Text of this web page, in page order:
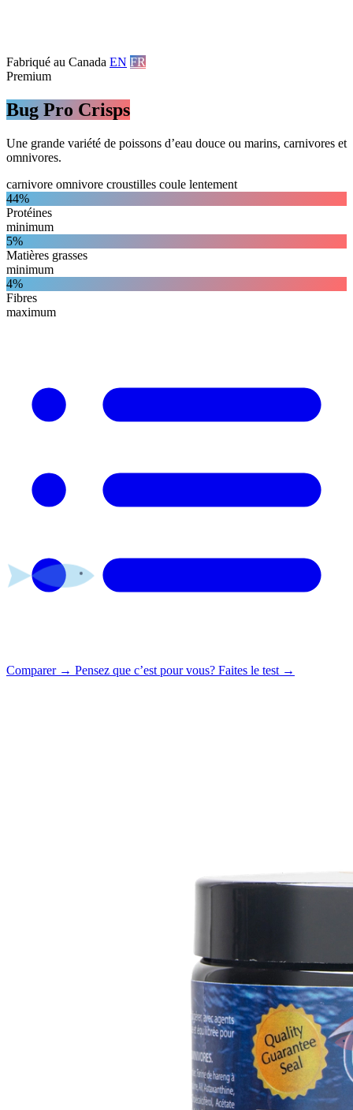
Fabriqué au Canada EN FR
Premium
Bug Pro Crisps
Une grande variété de poissons d’eau douce ou marins, carnivores et
omnivores.
carnivore omnivore croustilles coule lentement
44%
Protéines
minimum
5%
Matières grasses
minimum
4%
Fibres
maximum
Comparer → Pensez que c’est pour vous? Faites le test →